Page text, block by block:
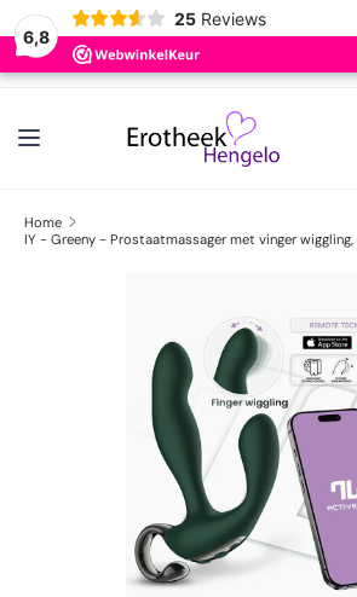
6,8
25 Reviews
Ga naar inhoud
Home
IY - Greeny - Prostaatmassager met vinger